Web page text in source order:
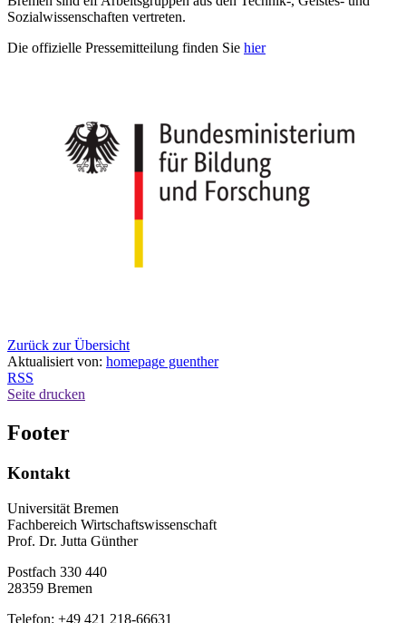
Sozialwissenschaften vertreten.
Die offizielle Pressemitteilung finden Sie hier
Zurück zur Übersicht
Aktualisiert von: homepage guenther
RSS
Seite drucken
Footer
Kontakt
Universität Bremen
Fachbereich Wirtschaftswissenschaft
Prof. Dr. Jutta Günther
Postfach 330 440
28359 Bremen
Telefon: +49 421 218-66631